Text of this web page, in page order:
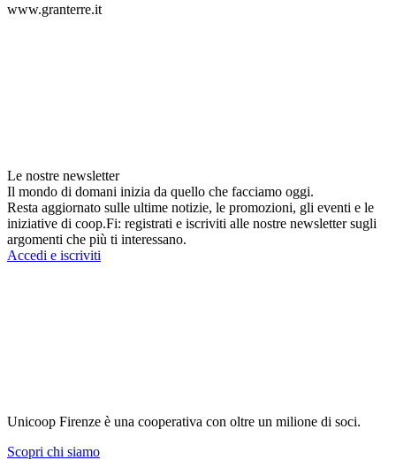
www.granterre.it
Le nostre newsletter
Il mondo di domani inizia da quello che facciamo oggi.
Resta aggiornato sulle ultime notizie, le promozioni, gli eventi e le
iniziative di coop.Fi: registrati e iscriviti alle nostre newsletter sugli
argomenti che più ti interessano.
Accedi e iscriviti
Unicoop Firenze è una cooperativa con oltre un milione di soci.
Scopri chi siamo